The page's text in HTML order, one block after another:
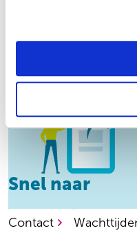
Snel naar
Contact